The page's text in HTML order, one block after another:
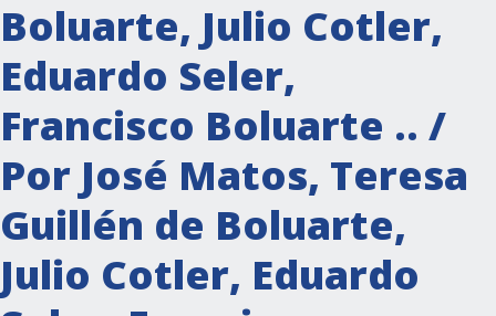
Boluarte, Julio Cotler,
Eduardo Seler,
Francisco Boluarte .. /
Por José Matos, Teresa
Guillén de Boluarte,
Julio Cotler, Eduardo